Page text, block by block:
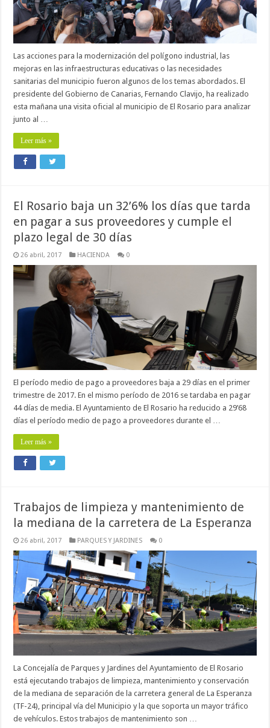
Las acciones para la modernización del polígono industrial, las
mejoras en las infraestructuras educativas o las necesidades
sanitarias del municipio fueron algunos de los temas abordados. El
presidente del Gobierno de Canarias, Fernando Clavijo, ha realizado
esta mañana una visita oficial al municipio de El Rosario para analizar
junto al …
Leer más »
El Rosario baja un 32’6% los días que tarda
en pagar a sus proveedores y cumple el
plazo legal de 30 días
26 abril, 2017 HACIENDA 0
El período medio de pago a proveedores baja a 29 días en el primer
trimestre de 2017. En el mismo período de 2016 se tardaba en pagar
44 días de media. El Ayuntamiento de El Rosario ha reducido a 29’68
días el período medio de pago a proveedores durante el …
Leer más »
Trabajos de limpieza y mantenimiento de
la mediana de la carretera de La Esperanza
26 abril, 2017 PARQUES Y JARDINES 0
La Concejalía de Parques y Jardines del Ayuntamiento de El Rosario
está ejecutando trabajos de limpieza, mantenimiento y conservación
de la mediana de separación de la carretera general de La Esperanza
(TF-24), principal vía del Municipio y la que soporta un mayor tráfico
de vehículos. Estos trabajos de mantenimiento son …